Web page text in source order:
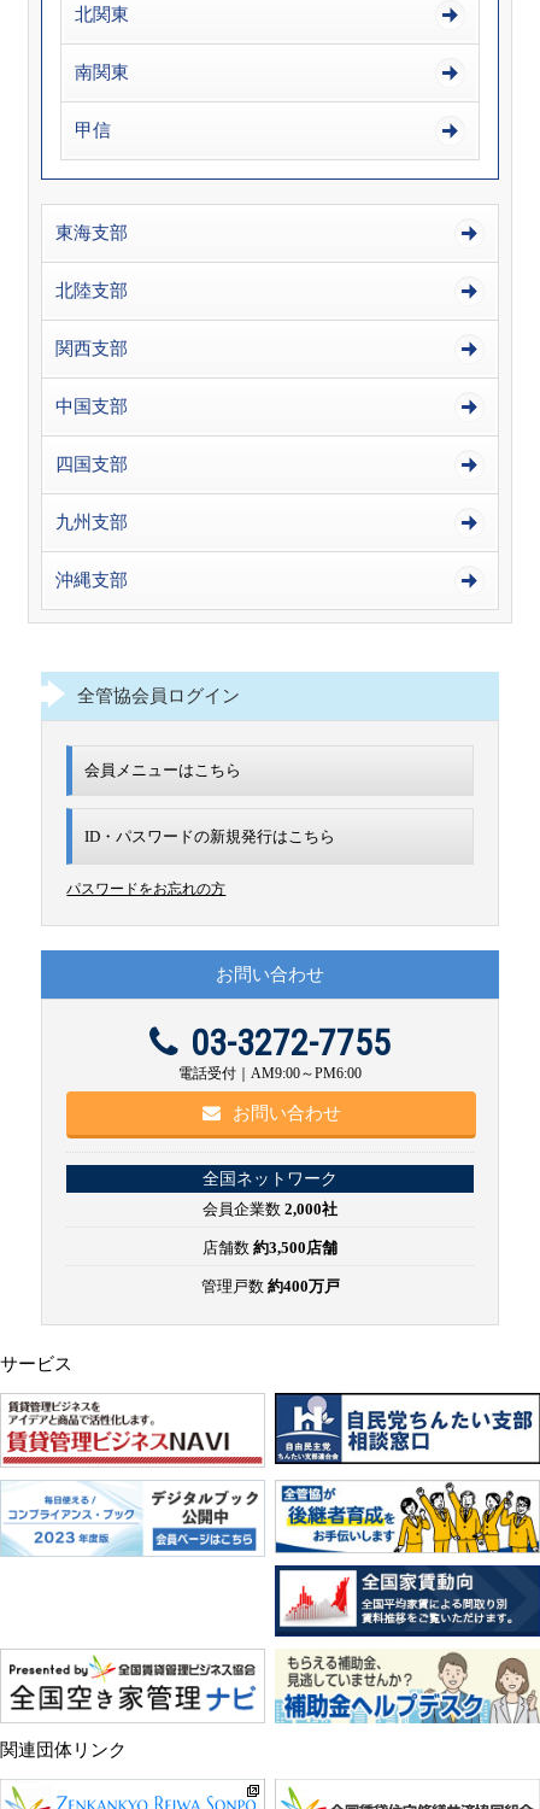
北関東
南関東
甲信
東海支部
北陸支部
関西支部
中国支部
四国支部
九州支部
沖縄支部
全管協会員ログイン
会員メニューはこちら
ID・パスワードの新規発行はこちら
パスワードをお忘れの方
お問い合わせ
03-3272-7755
電話受付｜AM9:00～PM6:00
お問い合わせ
全国ネットワーク
会員企業数 2,000社
店舗数 約3,500店舗
管理戸数 約400万戸
サービス
関連団体リンク